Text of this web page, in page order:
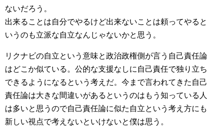
ないだろう。
出来ることは自分でやるけど出来ないことは頼ってやると
いうのも立派な自立なんじゃないかと思う。
リクナビの自立という意味と政治政権側が言う自己責任論
はどこか似ている。公的な支援なしに自己責任で独り立ち
できるようになるという考えだ。今まで言われてきた自己
責任論は大きな間違いがあるというのはもう知っている人
は多いと思うので自己責任論に似た自立という考え方にも
新しい視点で考えないといけないと僕は思う。